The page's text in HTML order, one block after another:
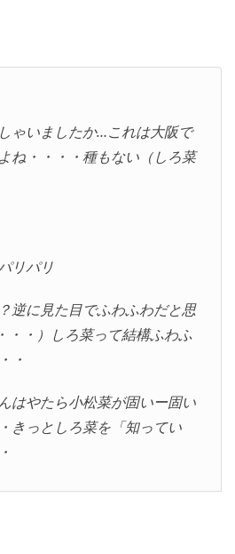
ゃいましたか…これは大阪で
ね・・・・種もない（しろ菜
リパリ
逆に見た目でふわふわだと思
・・）しろ菜って結構ふわふ
・
はやたら小松菜が固いー固い
きっとしろ菜を「知ってい